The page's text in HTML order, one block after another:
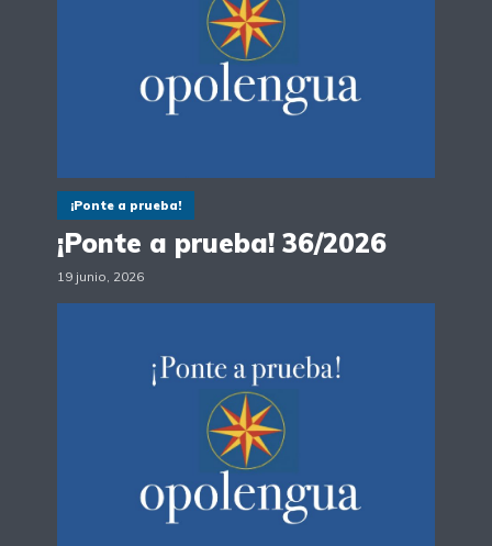
¡Ponte a prueba!
¡Ponte a prueba! 36/2026
19 junio, 2026